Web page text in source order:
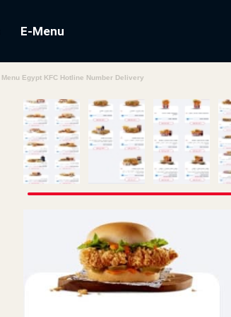
E-Menu
Menu Egypt KFC Hotline Number Delivery